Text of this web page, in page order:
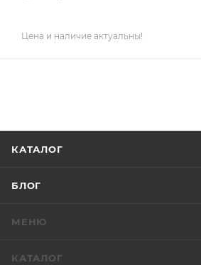
Цена и наличие актуальны!
КАТАЛОГ
БЛОГ
МЕНЮ
КАТАЛОГ